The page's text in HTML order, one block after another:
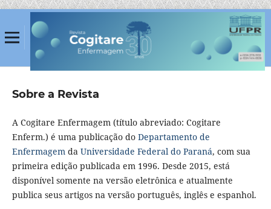
Sobre a Revista
A Cogitare Enfermagem (título abreviado: Cogitare
Enferm.) é uma publicação do Departamento de
Enfermagemda Universidade Federal do Paraná, com sua
primeira edição publicada em 1996. Desde 2015, está
disponível somente na versão eletrônica e atualmente
publica seus artigos na versão português, inglês e espanhol.